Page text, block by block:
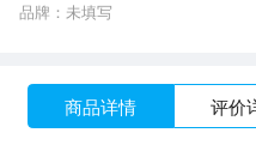
品牌：未填写
商品详情 评价